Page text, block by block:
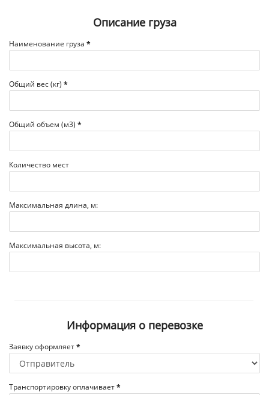
Описание груза
Наименование груза *
Общий вес (кг) *
Общий объем (м3) *
Количество мест
Максимальная длина, м:
Максимальная высота, м:
Информация о перевозке
Заявку оформляет*
Транспортировку оплачивает*